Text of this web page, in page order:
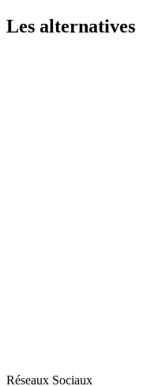
Les alternatives
Réseaux Sociaux